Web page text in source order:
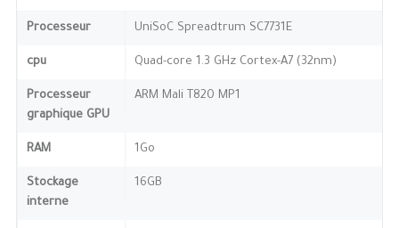
Processeur UniSoC Spreadtrum SC7731E
cpu Quad-core 1.3 GHz Cortex-A7 (32nm)
Processeur
graphique GPU
ARM Mali T820 MP1
RAM 1Go
Stockage
interne
16GB